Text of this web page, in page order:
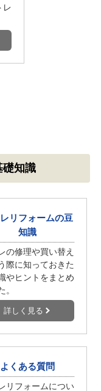
レ
礎知識
レリフォームの豆
知識
の修理や買い替え
際に知っておきた
やヒントをまとめ
。
詳しく見る
よくある質問
リフォームについ